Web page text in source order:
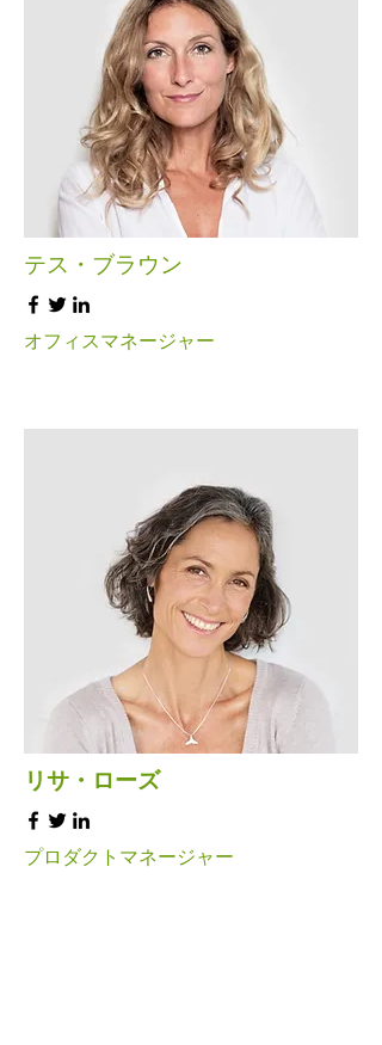
テス・ブラウン
オフィスマネージャー
リサ・ローズ
プロダクトマネージャー